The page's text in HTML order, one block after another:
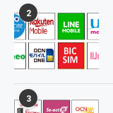
2
3